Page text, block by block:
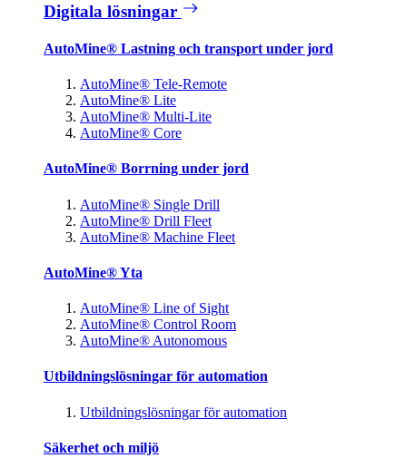
Digitala lösningar
AutoMine® Lastning och transport under jord
AutoMine® Tele-Remote
AutoMine® Lite
AutoMine® Multi-Lite
AutoMine® Core
AutoMine® Borrning under jord
AutoMine® Single Drill
AutoMine® Drill Fleet
AutoMine® Machine Fleet
AutoMine® Yta
AutoMine® Line of Sight
AutoMine® Control Room
AutoMine® Autonomous
Utbildningslösningar för automation
Utbildningslösningar för automation
Säkerhet och miljö